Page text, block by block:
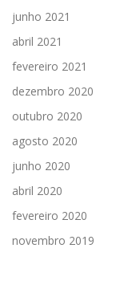
junho 2021
abril 2021
fevereiro 2021
dezembro 2020
outubro 2020
agosto 2020
junho 2020
abril 2020
fevereiro 2020
novembro 2019